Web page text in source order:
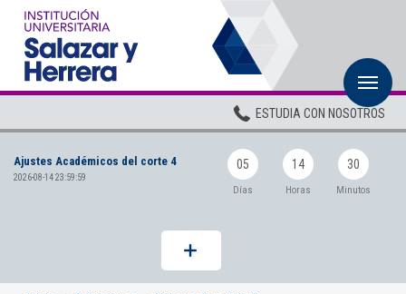
ESTUDIA CON NOSOTROS
Ajustes Académicos del corte 4
2026-08-14 23:59:59
05
Días
14
Horas
30
Minutos
Pregrados
Planta Docente
ADMISIONES